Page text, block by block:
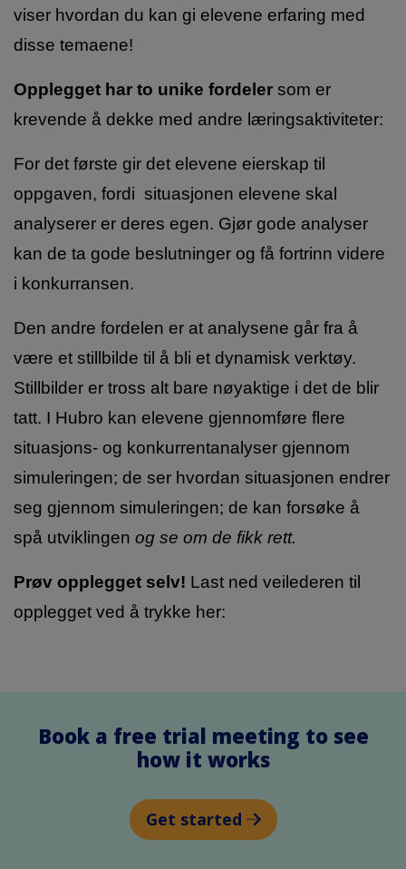
viser hvordan du kan gi elevene erfaring med
disse temaene!
Opplegget har to unike fordeler som er
krevende å dekke med andre læringsaktiviteter:
For det første gir det elevene eierskap til
oppgaven, fordi situasjonen elevene skal
analyserer er deres egen. Gjør gode analyser
kan de ta gode beslutninger og få fortrinn videre
i konkurransen.
Den andre fordelen er at analysene går fra å
være et stillbilde til å bli et dynamisk verktøy.
Stillbilder er tross alt bare nøyaktige i det de blir
tatt. I Hubro kan elevene gjennomføre flere
situasjons- og konkurrentanalyser gjennom
simuleringen; de ser hvordan situasjonen endrer
seg gjennom simuleringen; de kan forsøke å
spå utviklingen og se om de fikk rett.
Prøv opplegget selv! Last ned veilederen til
opplegget ved å trykke her:
Book a free trial meeting to see
how it works
Get started